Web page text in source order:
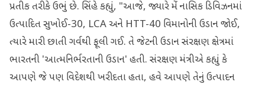
પ્રતીક તરીકે ઉભું છે. સિંહે કહ્યું, "આજે, જ્યારે મેં નાસિક ડિવિઝનમાં
ઉત્પાદિત સુખોઈ-30, LCA અને HTT-40 વિમાનોની ઉડાન જોઈ,
ત્યારે મારી છાતી ગર્વથી ફૂલી ગઈ. તે જેટની ઉડાન સંરક્ષણ ક્ષેત્રમાં
ભારતની 'આત્મનિર્ભરતાની ઉડાન' હતી. સંરક્ષણ મંત્રીએ કહ્યું કે
આપણે જે પણ વિદેશથી ખરીદતા હતા, હવે આપણે તેનું ઉત્પાદન